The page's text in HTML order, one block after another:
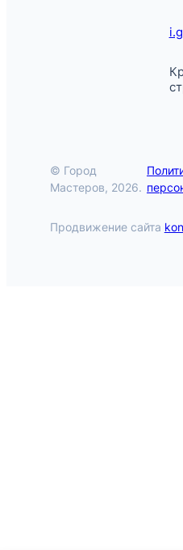
© Город
Мастеров, 2026.
Продвижение сайта